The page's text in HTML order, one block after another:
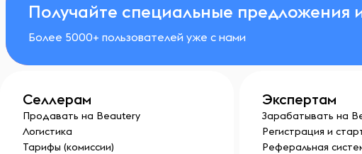
Получайте специальные предложения
Более 5000+ пользователей уже с нами
Селлерам
Продавать на Beautery
Логистика
Тарифы (комиссии)
Экспертам
Зарабатывать на
Регистрация и
Реферальная